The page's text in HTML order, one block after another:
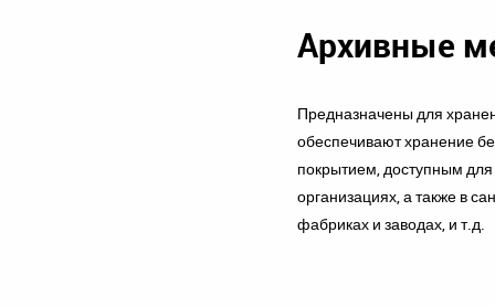
Архивные
Предназначены для
обеспечивают хранение
покрытием, доступным
организациях, а также в
фабриках и заводах, и т.д.